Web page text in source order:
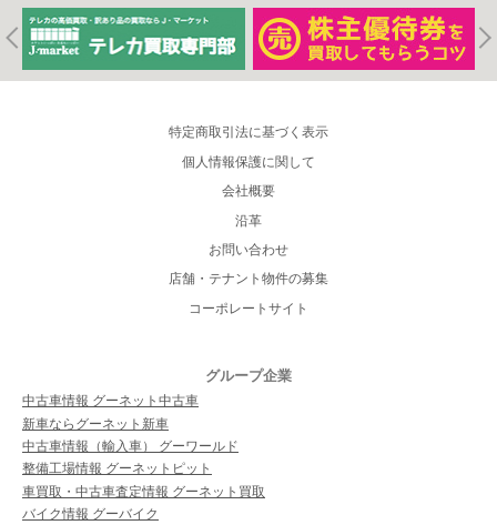
特定商取引法に基づく表示
個人情報保護に関して
会社概要
沿革
お問い合わせ
店舗・テナント物件の募集
コーポレートサイト
グループ企業
中古車情報 グーネット中古車
新車ならグーネット新車
中古車情報（輸入車） グーワールド
整備工場情報 グーネットピット
車買取・中古車査定情報 グーネット買取
バイク情報 グーバイク